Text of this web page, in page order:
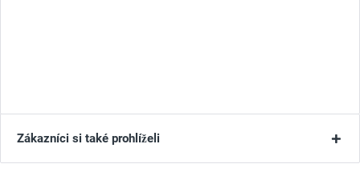
Zákazníci si také prohlíželi